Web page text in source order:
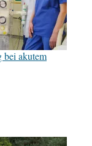
bei akutem